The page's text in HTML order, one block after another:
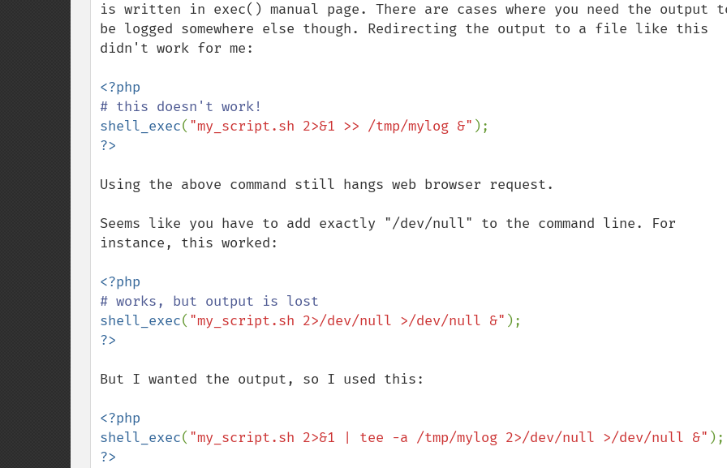
is written in exec() manual page. There are cases where you need the output
be logged somewhere else though. Redirecting the output to a file like this
didn't work for me:
shell_exec( "my_script.sh 2>&1 >> /tmp/mylog &"
Using the above command still hangs web browser request.
Seems like you have to add exactly "/dev/null" to the command line. For
instance, this worked:
shell_exec( "my_script.sh 2>/dev/null >/dev/null &"
But I wanted the output, so I used this:
<?php
shell_exec( "my_script.sh 2>&1 | tee -a /tmp/mylog 2>/dev/null >/dev/null &"